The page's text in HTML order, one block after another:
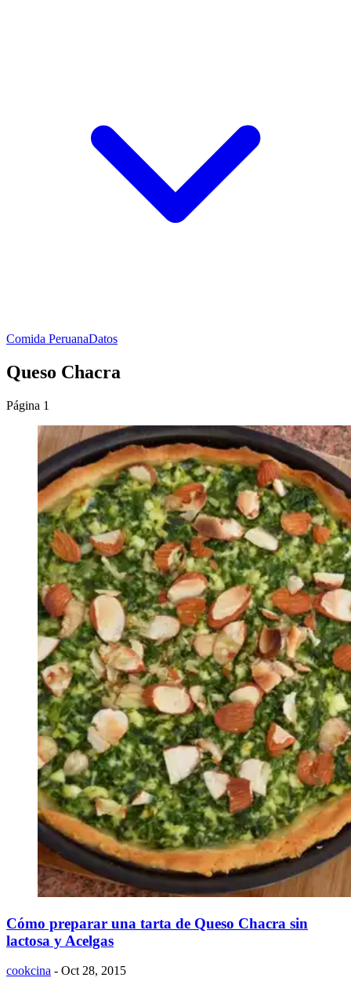
Comida PeruanaDatos
Queso Chacra
Página 1
Cómo preparar una tarta de Queso Chacra sin
lactosa y Acelgas
cookcina - Oct 28, 2015